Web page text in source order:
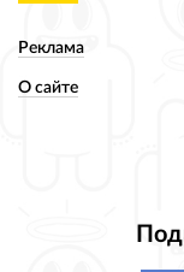
Реклама
О сайте